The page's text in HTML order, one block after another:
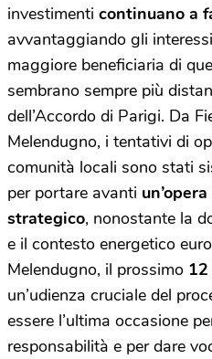
investimenti continuano a
avvantaggiando gli
maggiore beneficiaria di
sembrano sempre più
dell’Accordo di Parigi. Da
Melendugno, i tentativi di
comunità locali sono stati
per portare avanti
strategico, nonostante la
e il contesto energetico
Melendugno, il prossimo
un’udienza cruciale del
essere l’ultima occasione
responsabilità e per dare